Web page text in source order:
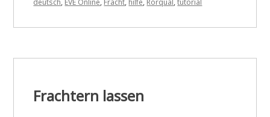
Frachtern lassen